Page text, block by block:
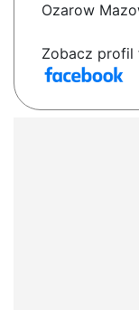
Ozarow
Zobacz profil